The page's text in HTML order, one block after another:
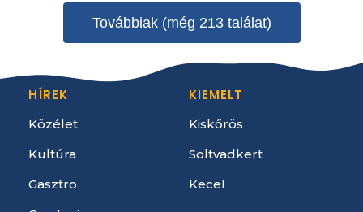
Továbbiak (még 213 találat)
HÍREK
Közélet
Kultúra
Gasztro
KIEMELT
Kiskőrös
Soltvadkert
Kecel